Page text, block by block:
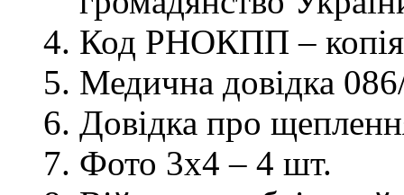
Код РНОКПП – копія
Медична довідка
Довідка про
Фото 3х4 – 4 шт.